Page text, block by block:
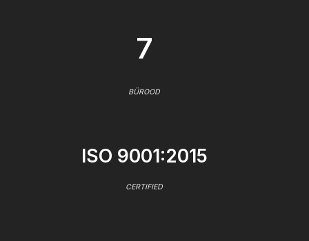
7
BÜROOD
ISO 9001:2015
CERTIFIED